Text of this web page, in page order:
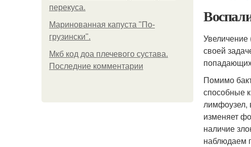
перекуса.
Маринованная капуста "По-
грузински".
Мкб код доа плечевого сустава.
Последние комментарии
своей
Помимо
способные
лимфоузел,
изменяет
наличие
наблюдаем